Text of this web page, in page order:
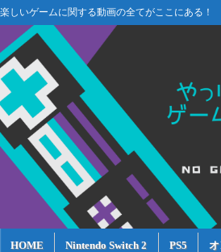
楽しいゲームに関する動画の全てがここにある！
HOME Nintendo Switch 2 PS5